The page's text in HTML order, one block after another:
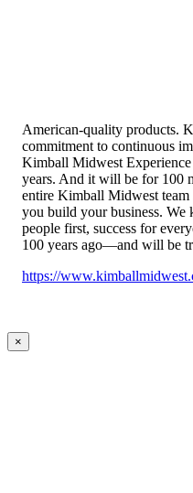
American-quality products.
commitment to continuous
Kimball Midwest Experience
years. And it will be for 100
entire Kimball Midwest team
you build your business.
people first, success for
100 years ago—and will be
https://
×